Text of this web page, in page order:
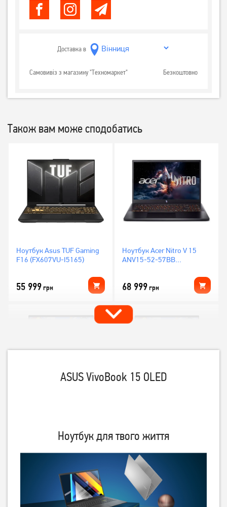
Доставка в
Самовивіз з магазину "Техномаркет" Безкоштовно
Також вам може сподобатись
Ноутбук Asus TUF Gaming
F16 (FX607VU-I5165)
55 999грн
Ноутбук Acer Nitro V 15
ANV15-52-57BB
68 999грн
ASUS VivoBook 15 OLED
Ноутбук для твого життя